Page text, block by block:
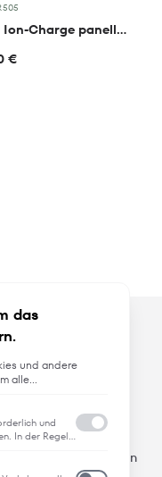
TriDri® Ion-Charge panelled polo
€
das
und andere
alle
personalisierte
im
Zu
und
In der Regel
wie
Trends
Trends und aktuellen